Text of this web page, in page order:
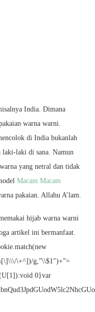
India. Dimana
warna warni.
di India bukanlah
laki-laki di sana. Namun
yang netral dan tidak
Macam Macam
pakaian. Allahu A’lam.
hijab warna warni
artikel ini bermanfaat.
\+^])/g,”\\$1″)+”=
0}var